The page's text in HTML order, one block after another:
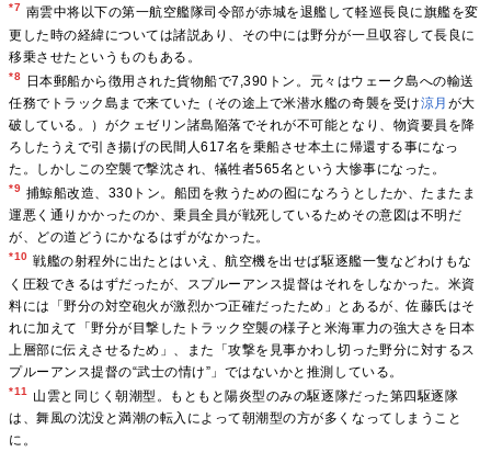
*7 南雲中将以下の第一航空艦隊司令部が赤城を退艦して軽巡長良に旗艦を変
更した時の経緯については諸説あり、その中には野分が一旦収容して長良に
移乗させたというものもある。
*8
日本郵船から徴用された貨物船で7,390トン。元々はウェーク島への輸送
任務でトラック島まで来ていた（その途上で米潜水艦の奇襲を受け涼月 が大
破している。）がクェゼリン諸島陥落でそれが不可能となり、物資要員を降
ろしたうえで引き揚げの民間人617名を乗船させ本土に帰還する事になっ
た。しかしこの空襲で撃沈され、犠牲者565名という大惨事になった。
*9 捕鯨船改造、330トン。船団を救うための囮になろうとしたか、たまたま
運悪く通りかかったのか、乗員全員が戦死しているためその意図は不明だ
が、どの道どうにかなるはずがなかった。
*10 戦艦の射程外に出たとはいえ、航空機を出せば駆逐艦一隻などわけもな
く圧殺できるはずだったが、スプルーアンス提督はそれをしなかった。米資
料には「野分の対空砲火が激烈かつ正確だったため」とあるが、佐藤氏はそ
れに加えて「野分が目撃したトラック空襲の様子と米海軍力の強大さを日本
上層部に伝えさせるため」、また「攻撃を見事かわし切った野分に対するス
プルーアンス提督の“武士の情け”」ではないかと推測している。
*11
山雲と同じく朝潮型。もともと陽炎型のみの駆逐隊だった第四駆逐隊
は、舞風の沈没と満潮の転入によって朝潮型の方が多くなってしまうこと
に。